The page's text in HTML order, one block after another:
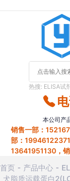
热搜: ELISA试
本公司产
销售一部：
部：
13641951130，
首页 产品中心
犬脂质运载蛋白